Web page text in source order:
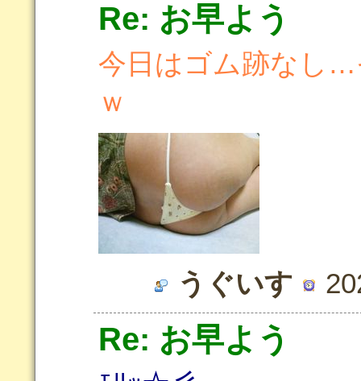
Re: お早よう
今日はゴム跡なし
ｗ
うぐいす
Re: お早よう